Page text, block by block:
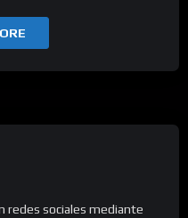
redes sociales mediante